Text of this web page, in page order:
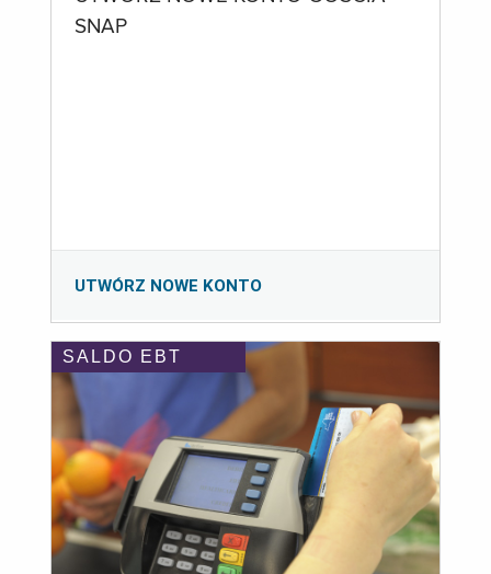
SNAP
UTWÓRZ NOWE KONTO
SALDO EBT